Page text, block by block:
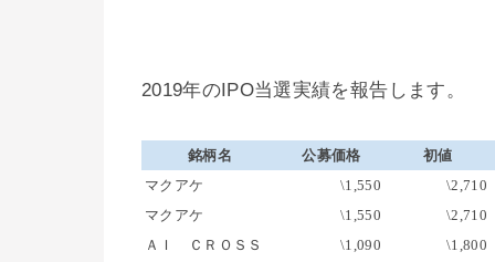
2019年のIPO当選実績を報告します。
銘柄名 公募価格
初値
マクアケ
\1,550
\2,710
マクアケ
\1,550
\2,710
ＡＩ ＣＲＯＳＳ
\1,090 \1,800